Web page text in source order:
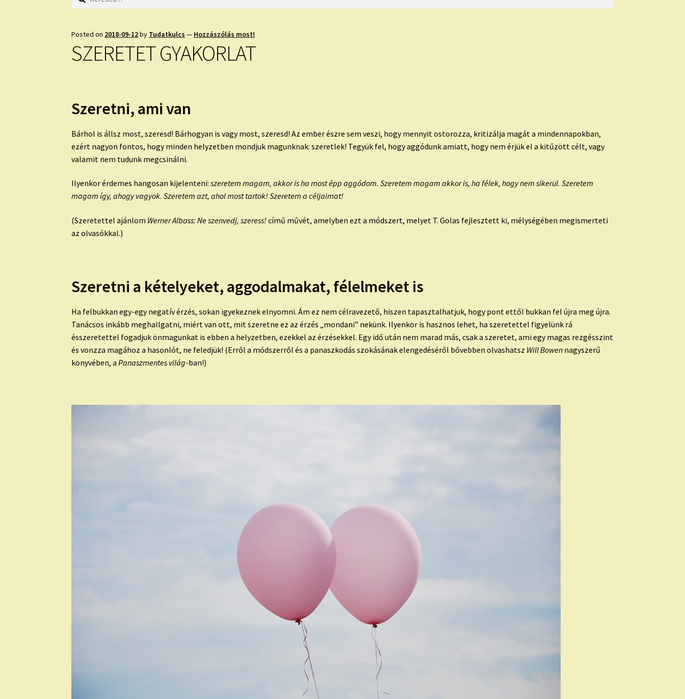
Posted on 2018-09-12by Tudatkulcs — Hozzászólás most!
SZERETET GYAKORLAT
Szeretni, ami van
Bárhol is állsz most, szeresd! Bárhogyan is vagy most, szeresd! Az ember észre sem veszi, hogy mennyit ostorozza, kritizálja magát a mindennapokban,
ezért nagyon fontos, hogy minden helyzetben mondjuk magunknak: szeretlek! Tegyük fel, hogy aggódunk amiatt, hogy nem érjük el a kitűzött célt, vagy
valamit nem tudunk megcsinálni.
Ilyenkor érdemes hangosan kijelenteni:szeretem magam, akkor is ha most épp aggódom. Szeretem magam akkor is, ha félek, hogy nem sikerül. Szeretem
magam így, ahogy vagyok. Szeretem azt, ahol most tartok! Szeretem a céljaimat!
(Szeretettel ajánlom Werner Albass: Ne szenvedj, szeress! című művét, amelyben ezt a módszert, melyet T. Golas fejlesztett ki, mélységében megismerteti
az olvasókkal.)
Szeretni a kételyeket, aggodalmakat, félelmeket is
Ha felbukkan egy-egy negatív érzés, sokan igyekeznek elnyomni. Ám ez nem célravezető, hiszen tapasztalhatjuk, hogy pont ettől bukkan fel újra meg újra.
Tanácsos inkább meghallgatni, miért van ott, mit szeretne ez az érzés „mondani” nekünk. Ilyenkor is hasznos lehet, haszeretettel figyelünk rá
ésszeretettel fogadjuk önmagunkat is ebben a helyzetben, ezekkel az érzésekkel. Egy idő után nem marad más, csak aszeretet, ami egy magas rezgésszint
és vonzza magához a hasonlót, ne feledjük! (Erről a módszerről és a panaszkodás szokásának elengedéséről bővebben olvashatsz Will Bowen nagyszerű
könyvében, aPanaszmentes világ-ban!)